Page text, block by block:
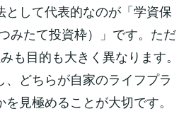
として代表的なのが「学資保
みたて投資枠）」です。ただ
も目的も大きく異なります。
、どちらが自家のライフプラ
見極めることが大切です。